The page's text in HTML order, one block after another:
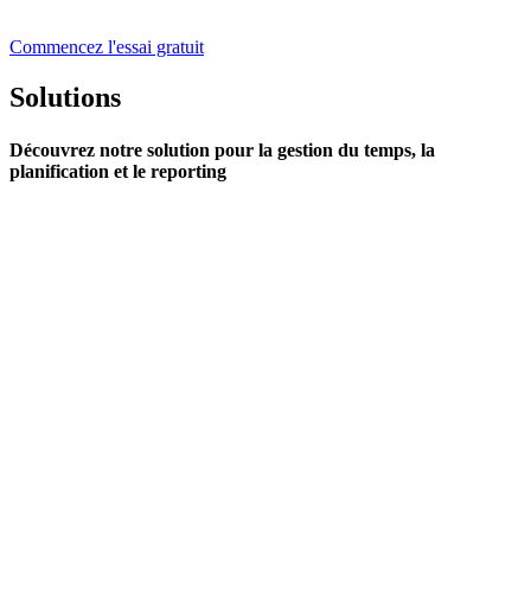
Commencez l'essai gratuit
Solutions
Découvrez notre solution pour la gestion du temps, la
planification et le reporting